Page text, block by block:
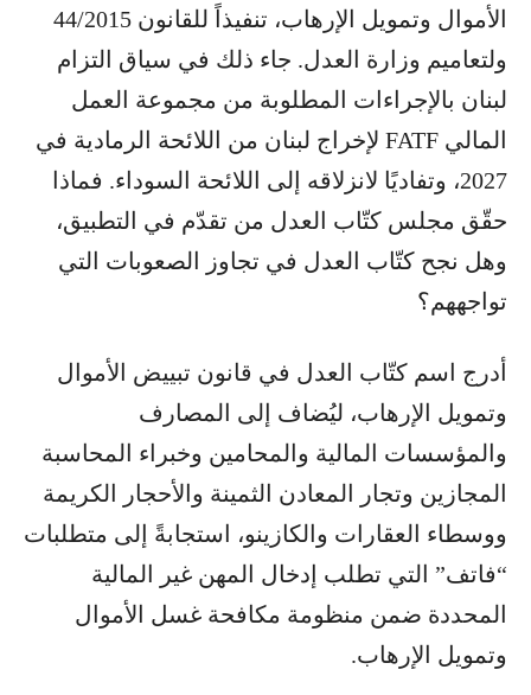
الأموال وتمويل الإرهاب، تنفيذاً للقانون 44/2015
ولتعاميم وزارة العدل. جاء ذلك في سياق التزام
لبنان بالإجراءات المطلوبة من مجموعة العمل
المالي FATF لإخراج لبنان من اللائحة الرمادية في
2027، وتفاديًا لانزلاقه إلى اللائحة السوداء. فماذا
حقّق مجلس كتّاب العدل من تقدّم في التطبيق،
وهل نجح كتّاب العدل في تجاوز الصعوبات التي
تواجههم؟
أدرج اسم كتّاب العدل في قانون تبييض الأموال
وتمويل الإرهاب، ليُضاف إلى المصارف
والمؤسسات المالية والمحامين وخبراء المحاسبة
المجازين وتجار المعادن الثمينة والأحجار الكريمة
ووسطاء العقارات والكازينو، استجابةً إلى متطلبات
“فاتف” التي تطلب إدخال المهن غير المالية
المحددة ضمن منظومة مكافحة غسل الأموال
وتمويل الإرهاب.